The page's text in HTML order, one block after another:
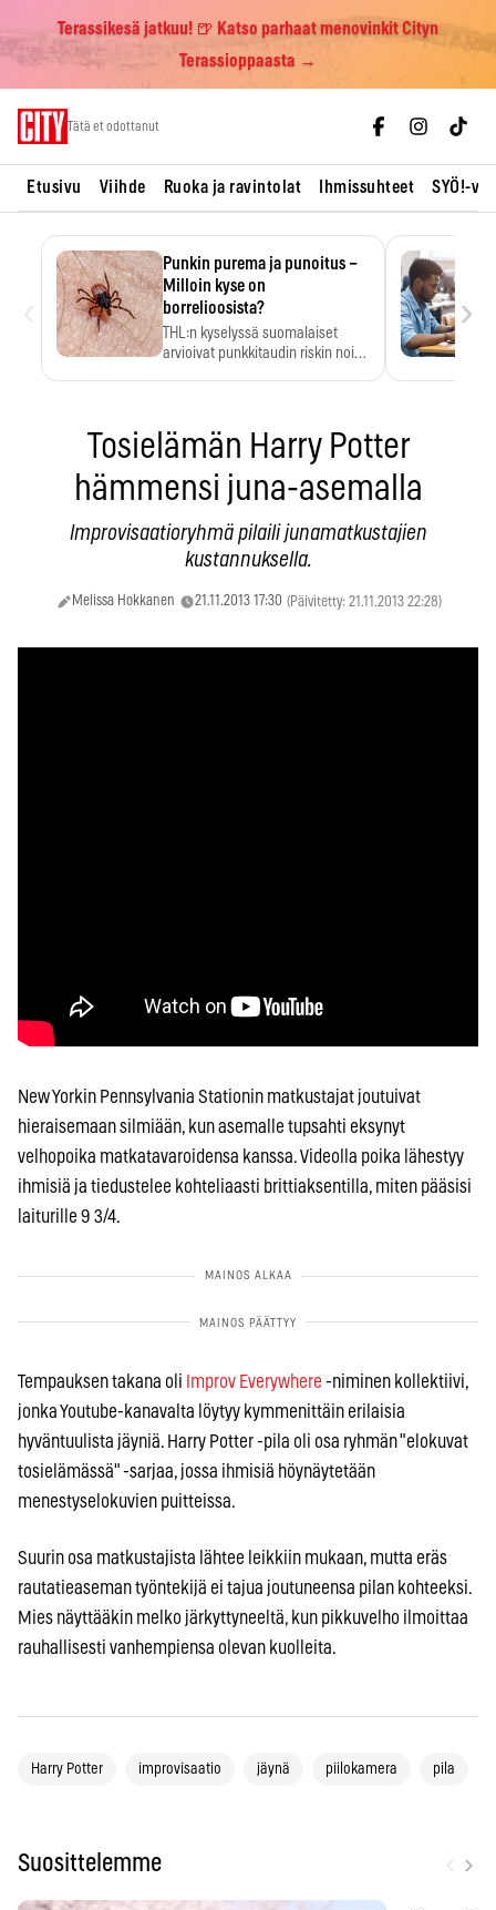
Terassikesä jatkuu! 🍺 Katso parhaat menovinkit Cityn
Terassioppaasta →
Tätä et odottanut
Etusivu Viihde Ruoka ja ravintolat Ihmissuhteet SYÖ!-
Punkin purema ja punoitus –
Milloin kyse on
borrelioosista?
THL:n kyselyssä suomalaiset
arvioivat punkkitaudin riskin noin
›
Tosielämän Harry Potter
hämmensi juna-asemalla
Improvisaatioryhmä pilaili junamatkustajien
kustannuksella.
Melissa Hokkanen 21.11.2013 17:30 (Päivitetty: 21.11.2013 22:28)
New Yorkin Pennsylvania Stationin matkustajat joutuivat
hieraisemaan silmiään, kun asemalle tupsahti eksynyt
velhopoika matkatavaroidensa kanssa. Videolla poika lähestyy
ihmisiä ja tiedustelee kohteliaasti brittiaksentilla, miten pääsisi
laiturille 9 3/4.
Tempauksen takana oli Improv Everywhere -niminen kollektiivi,
jonka Youtube-kanavalta löytyy kymmenittäin erilaisia
hyväntuulista jäyniä. Harry Potter -pila oli osa ryhmän "elokuvat
tosielämässä" -sarjaa, jossa ihmisiä höynäytetään
menestyselokuvien puitteissa.
Suurin osa matkustajista lähtee leikkiin mukaan, mutta eräs
rautatieaseman työntekijä ei tajua joutuneensa pilan kohteeksi.
Mies näyttääkin melko järkyttyneeltä, kun pikkuvelho ilmoittaa
rauhallisesti vanhempiensa olevan kuolleita.
Harry Potter improvisaatio jäynä piilokamera pila
Suosittelemme ›